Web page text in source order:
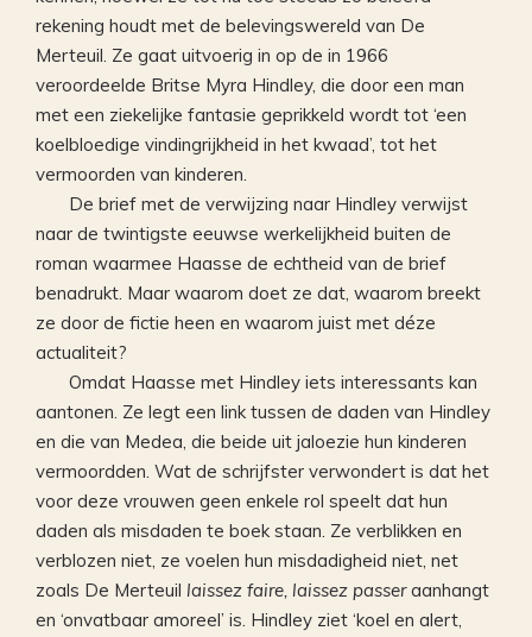
rekening houdt met de belevingswereld van De
Merteuil. Ze gaat uitvoerig in op de in 1966
veroordeelde Britse Myra Hindley, die door een man
met een ziekelijke fantasie geprikkeld wordt tot ‘een
koelbloedige vindingrijkheid in het kwaad’, tot het
vermoorden van kinderen.
De brief met de verwijzing naar Hindley verwijst
naar de twintigste eeuwse werkelijkheid buiten de
roman waarmee Haasse de echtheid van de brief
benadrukt. Maar waarom doet ze dat, waarom breekt
ze door de fictie heen en waarom juist met déze
actualiteit?
Omdat Haasse met Hindley iets interessants kan
aantonen. Ze legt een link tussen de daden van Hindley
en die van Medea, die beide uit jaloezie hun kinderen
vermoordden. Wat de schrijfster verwondert is dat het
voor deze vrouwen geen enkele rol speelt dat hun
daden als misdaden te boek staan. Ze verblikken en
verblozen niet, ze voelen hun misdadigheid niet, net
zoals De Merteuil laissez faire, laissez passeraanhangt
en ‘onvatbaar amoreel’ is. Hindley ziet ‘koel en alert,